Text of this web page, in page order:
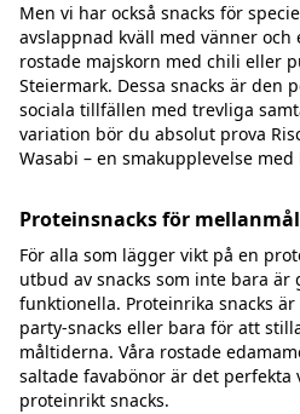
Men vi har också snacks för
avslappnad kväll med vänner och
rostade majskorn med chili eller
Steiermark. Dessa snacks är den
sociala tillfällen med trevliga
variation bör du absolut prova
Wasabi – en smakupplevelse
Proteinsnacks för
För alla som lägger vikt på en
utbud av snacks som inte bara är
funktionella. Proteinrika snacks
party-snacks eller bara för att
måltiderna. Våra rostade
saltade favabönor är det
proteinrikt snacks.